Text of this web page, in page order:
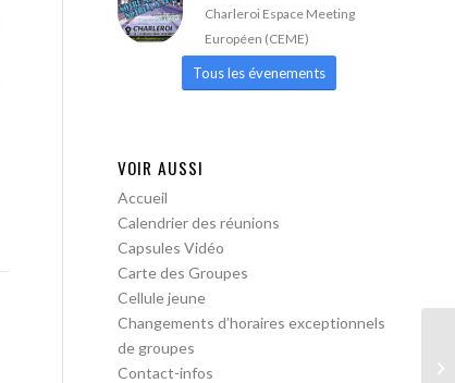
Charleroi Espace Meeting
Européen (CEME)
Tous les évenements
VOIR AUSSI
Accueil
Calendrier des réunions
Capsules Vidéo
Carte des Groupes
Cellule jeune
Changements d’horaires exceptionnels
de groupes
Contact-infos